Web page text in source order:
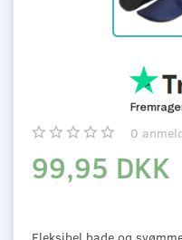
0
99,95 DKK